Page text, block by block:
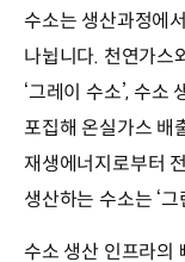
수소는 생산과정에
나뉩니다. 천연가스
‘그레이 수소’, 수
포집해 온실가스 배
재생에너지로부터
생산하는 수소는 ‘
수소 생산 인프라의